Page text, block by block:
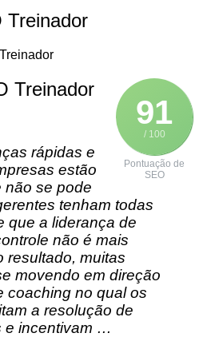
Treinador
91
/ 100
Pontuação de
SEO
Treinador
rápidas e
estão
não se pode
tenham todas
que a liderança de
não é mais
resultado, muitas
movendo em direção
coaching no qual os
a resolução de
e incentivam …